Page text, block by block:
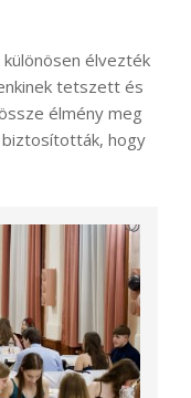
élvezték
tetszett és
élmény meg
hogy